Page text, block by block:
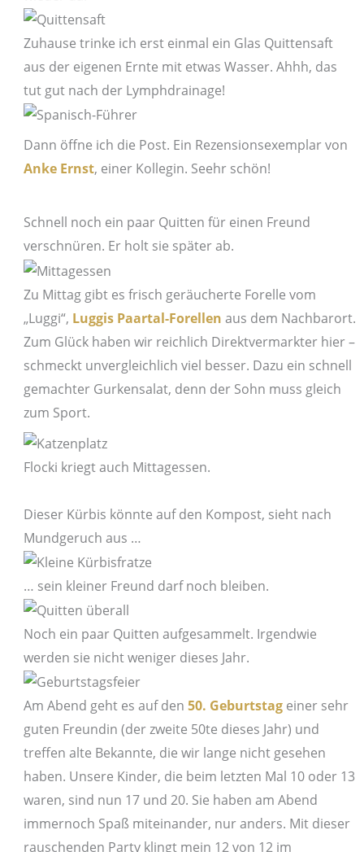
Zuhause trinke ich erst einmal ein Glas Quittensaft
aus der eigenen Ernte mit etwas Wasser. Ahhh, das
tut gut nach der Lymphdrainage!
Dann öffne ich die Post. Ein Rezensionsexemplar von
Anke Ernst, einer Kollegin. Seehr schön!
Schnell noch ein paar Quitten für einen Freund
verschnüren. Er holt sie später ab.
Zu Mittag gibt es frisch geräucherte Forelle vom
„Luggi“, Luggis Paartal-Forellen aus dem Nachbarort.
Zum Glück haben wir reichlich Direktvermarkter hier –
schmeckt unvergleichlich viel besser. Dazu ein schnell
gemachter Gurkensalat, denn der Sohn muss gleich
zum Sport.
Flocki kriegt auch Mittagessen.
Dieser Kürbis könnte auf den Kompost, sieht nach
Mundgeruch aus …
… sein kleiner Freund darf noch bleiben.
Noch ein paar Quitten aufgesammelt. Irgendwie
werden sie nicht weniger dieses Jahr.
Am Abend geht es auf den 50. Geburtstageiner sehr
guten Freundin (der zweite 50te dieses Jahr) und
treffen alte Bekannte, die wir lange nicht gesehen
haben. Unsere Kinder, die beim letzten Mal 10 oder 13
waren, sind nun 17 und 20. Sie haben am Abend
immernoch Spaß miteinander, nur anders. Mit dieser
rauschenden Party klingt mein 12 von 12 im